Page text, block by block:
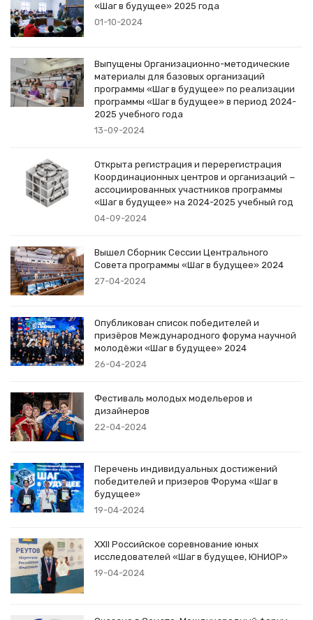
«Шаг в будущее» 2025 года
01-10-2024
Выпущены Организационно-методические
материалы для базовых организаций
программы «Шаг в будущее» по реализации
программы «Шаг в будущее» в период 2024-
2025 учебного года
13-09-2024
Открыта регистрация и перерегистрация
Координационных центров и организаций −
ассоциированных участников программы
«Шаг в будущее» на 2024-2025 учебный год
04-09-2024
Вышел Сборник Сессии Центрального
Совета программы «Шаг в будущее» 2024
27-04-2024
Опубликован список победителей и
призёров Международного форума научной
молодёжи «Шаг в будущее» 2024
26-04-2024
Фестиваль молодых модельеров и
дизайнеров
22-04-2024
Перечень индивидуальных достижений
победителей и призеров Форума «Шаг в
будущее»
19-04-2024
XXII Российское соревнование юных
исследователей «Шаг в будущее, ЮНИОР»
19-04-2024